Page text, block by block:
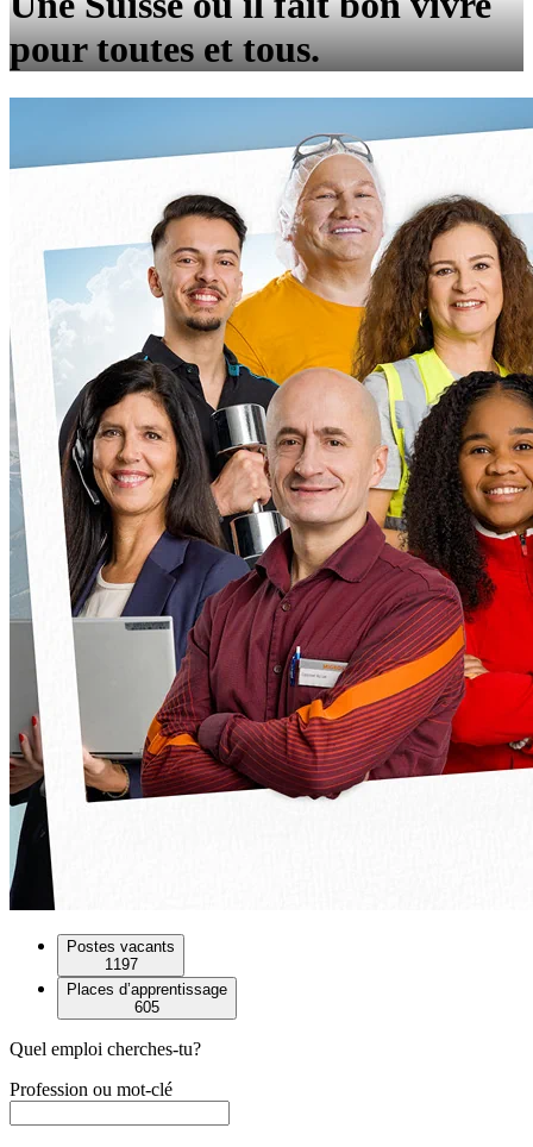
pour toutes et tous.
Postes vacants
1197
Places d’apprentissage
605
Quel emploi cherches-tu?
Profession ou mot-clé